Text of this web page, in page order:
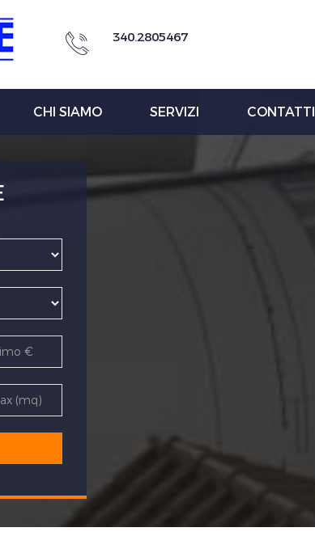
340.2805467
CHI SIAMO SERVIZI CONTATTI